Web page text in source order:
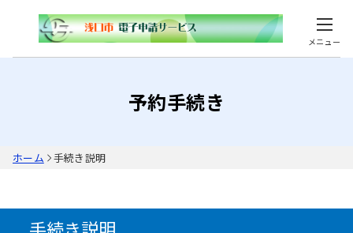
メニュー
予約手続き
ホーム 手続き説明